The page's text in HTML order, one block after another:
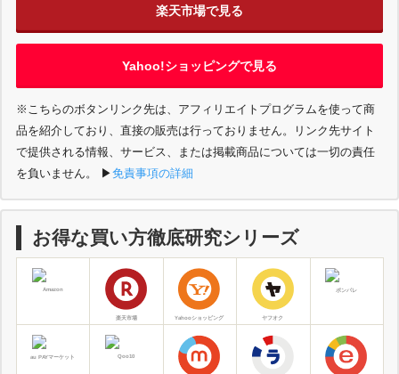
楽天市場で見る
Yahoo!ショッピングで見る
※こちらのボタンリンク先は、アフィリエイトプログラムを使って商
品を紹介しており、直接の販売は行っておりません。リンク先サイト
で提供される情報、サービス、または掲載商品については一切の責任
を負いません。
▶︎免責事項の詳細
お得な買い方徹底研究シリーズ
Amazon
楽天市場 Yahooショッピング ヤフオク
ポンパレ
au PAYマーケット Qoo10